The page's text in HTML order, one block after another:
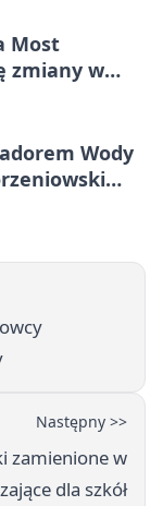
Most
zmiany w
Wody
Następny >>
zamienione w
dla szkół